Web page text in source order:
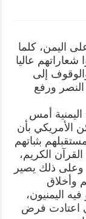
اليمن، كلما
شعاراتهم عاليا
إلى
ورفع
أمس
الأمريكي بأن
بثباتهم
الكريم،
وعلى ذلك يصير
وأخلاق
اليمنيون،
اعتادت فرض